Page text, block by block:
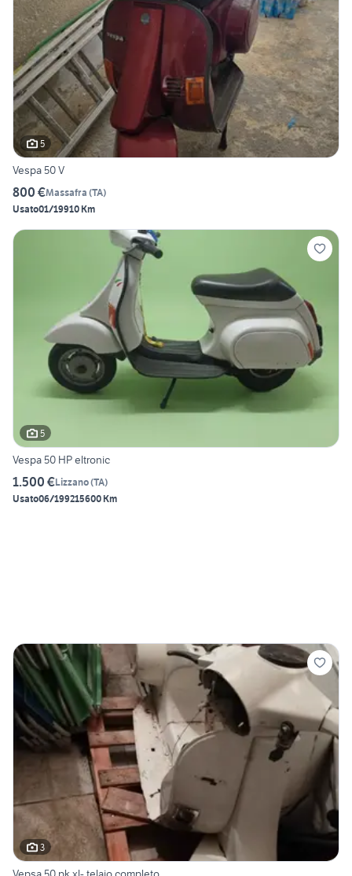
5
Vespa 50 V
800 €Massafra (TA)
Usato01/19910 Km
5
Vespa 50 HP eltronic
1.500 €Lizzano(TA)
Usato06/199215600 Km
3